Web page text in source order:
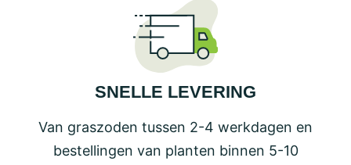
SNELLE LEVERING
Van graszoden tussen 2-4 werkdagen en
bestellingen van planten binnen 5-10